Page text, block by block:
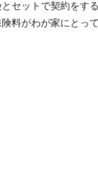
セットで契約をす
料がわが家にとっ